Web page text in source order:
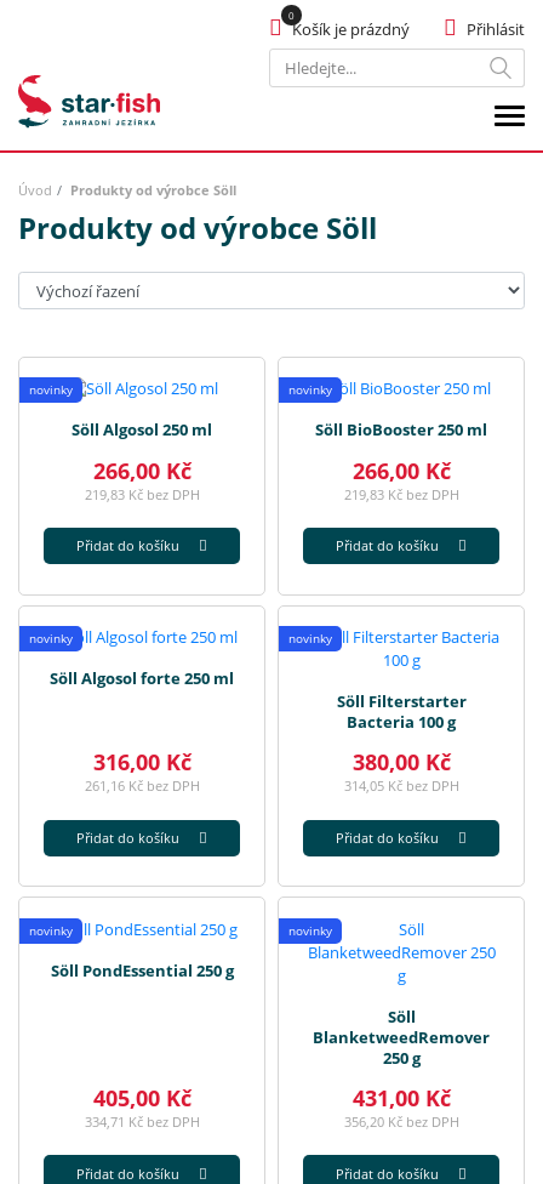
Hledat
Přihlásit
Košík je prázdný
Úvod Produkty od výrobce Söll
Produkty od výrobce Söll
Seřadit:
novinky
Söll Algosol 250 ml
266,00 Kč
219,83 Kč bez DPH
Přidat do košíku
novinky
Söll BioBooster 250 ml
266,00 Kč
219,83 Kč bez DPH
Přidat do košíku
novinky
Söll Algosol forte 250 ml
316,00 Kč
261,16 Kč bez DPH
Přidat do košíku
novinky
Söll Filterstarter
Bacteria 100 g
380,00 Kč
314,05 Kč bez DPH
Přidat do košíku
novinky
Söll PondEssential 250 g
405,00 Kč
334,71 Kč bez DPH
Přidat do košíku
novinky
Söll
BlanketweedRemover
250 g
431,00 Kč
356,20 Kč bez DPH
Přidat do košíku